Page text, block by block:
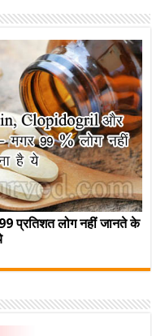
प्रतिशत लोग नहीं जानते के